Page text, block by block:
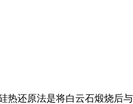
热还原法是将白云石煅烧后